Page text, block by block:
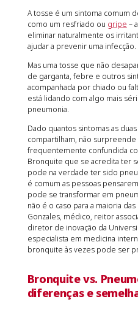
A tosse é um sintoma comum
como um resfriado ou gripe –
eliminar naturalmente os
ajudar a prevenir uma infecção.
Mas uma tosse que não
de garganta, febre e outros
acompanhada por chiado ou
está lidando com algo mais
pneumonia.
Dado quantos sintomas as
compartilham, não
frequentemente confundida
Bronquite que se acredita ter
pode na verdade ter sido
é comum as pessoas
pode se transformar em
não é o caso para a maioria
Gonzales, médico, reitor
diretor de inovação da
especialista em medicina
bronquite às vezes pode ser
Bronquite vs.
diferenças e